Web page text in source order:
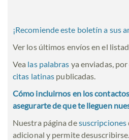
¡Recomiende este boletín a sus
Ver los últimos envíos en el
Vea las palabras ya enviadas,
citas latinas publicadas.
Cómo incluirnos en los
asegurarte de que te lleguen
Nuestra página desuscripciones
adicional y permite desuscribirse.